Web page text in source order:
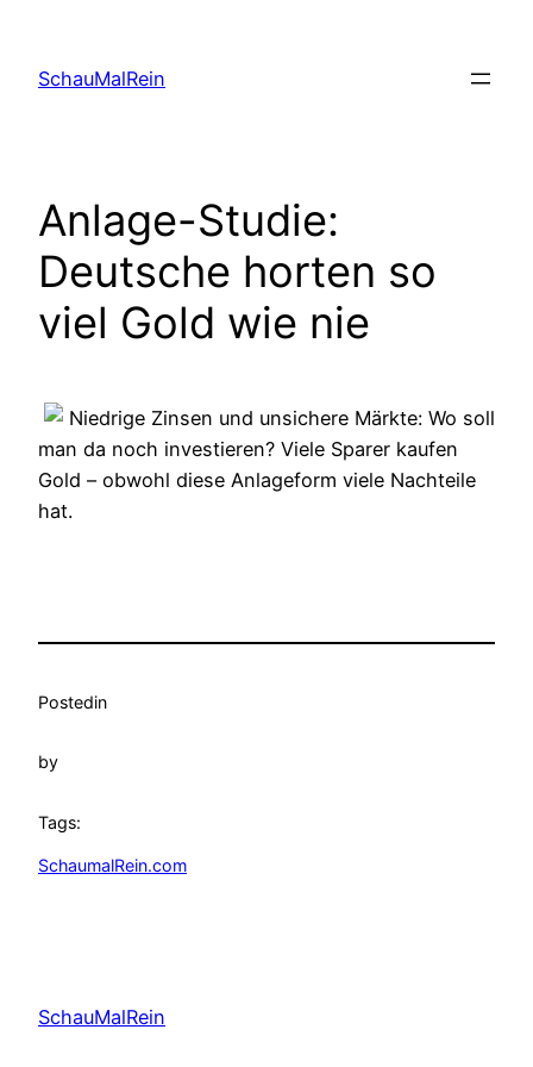
content
SchauMalRein
Anlage-Studie:
Deutsche horten so
viel Gold wie nie
Niedrige Zinsen und unsichere Märkte: Wo soll
man da noch investieren? Viele Sparer kaufen
Gold – obwohl diese Anlageform viele Nachteile
hat.
Postedin
by
Tags:
SchaumalRein.com
SchauMalRein